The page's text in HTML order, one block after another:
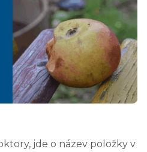
jde o název položky v